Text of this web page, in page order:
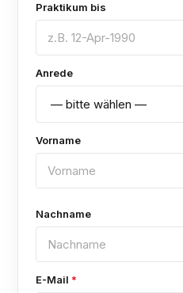
Praktikum bis
Anrede
Vorname
Nachname
E-Mail *